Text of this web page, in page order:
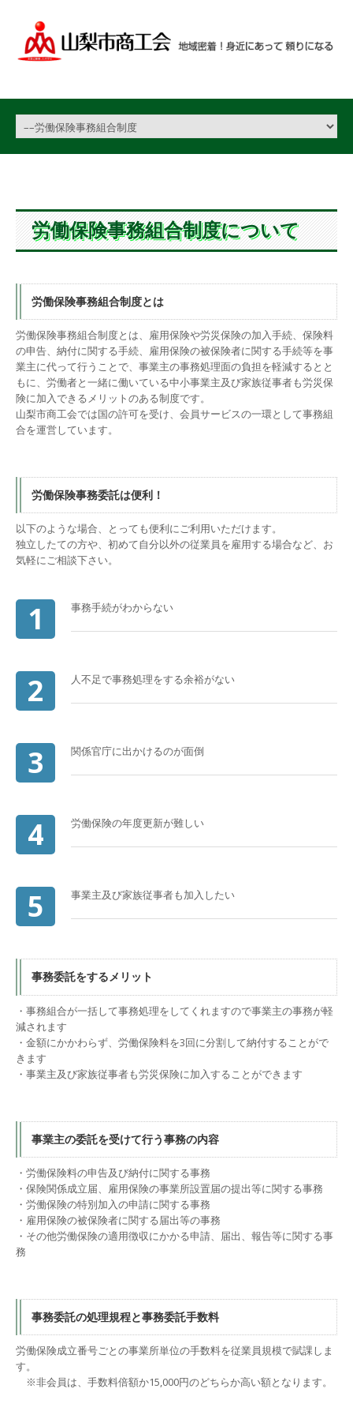
労働保険事務組合制度について
労働保険事務組合制度とは
労働保険事務組合制度とは、雇用保険や労災保険の加入手続、保険料
の申告、納付に関する手続、雇用保険の被保険者に関する手続等を事
業主に代って行うことで、事業主の事務処理面の負担を軽減するとと
もに、労働者と一緒に働いている中小事業主及び家族従事者も労災保
険に加入できるメリットのある制度です。
山梨市商工会では国の許可を受け、会員サービスの一環として事務組
合を運営しています。
労働保険事務委託は便利！
以下のような場合、とっても便利にご利用いただけます。
独立したての方や、初めて自分以外の従業員を雇用する場合など、お
気軽にご相談下さい。
1 事務手続がわからない
2 人不足で事務処理をする余裕がない
3 関係官庁に出かけるのが面倒
4 労働保険の年度更新が難しい
5 事業主及び家族従事者も加入したい
事務委託をするメリット
・事務組合が一括して事務処理をしてくれますので事業主の事務が軽
減されます
・金額にかかわらず、労働保険料を3回に分割して納付することがで
きます
・事業主及び家族従事者も労災保険に加入することができます
事業主の委託を受けて行う事務の内容
・労働保険料の申告及び納付に関する事務
・保険関係成立届、雇用保険の事業所設置届の提出等に関する事務
・労働保険の特別加入の申請に関する事務
・雇用保険の被保険者に関する届出等の事務
・その他労働保険の適用徴収にかかる申請、届出、報告等に関する事
務
事務委託の処理規程と事務委託手数料
労働保険成立番号ごとの事業所単位の手数料を従業員規模で賦課しま
す。
※非会員は、手数料倍額か15,000円のどちらか高い額となります。